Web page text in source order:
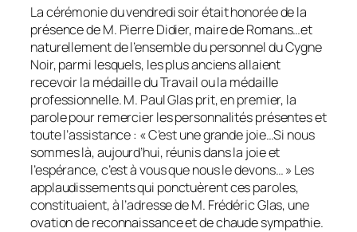
La cérémonie du vendredi soir était honorée de la
présence de M. Pierre Didier, maire de Romans…et
naturellement de l’ensemble du personnel du Cygne
Noir, parmi lesquels, les plus anciens allaient
recevoir la médaille du Travail ou la médaille
professionnelle. M. Paul Glas prit, en premier, la
parole pour remercier les personnalités présentes et
toute l’assistance : « C’est une grande joie…Si nous
sommes là, aujourd’hui, réunis dans la joie et
l’espérance, c’est à vous que nous le devons… » Les
applaudissements qui ponctuèrent ces paroles,
constituaient, à l’adresse de M. Frédéric Glas, une
ovation de reconnaissance et de chaude sympathie.